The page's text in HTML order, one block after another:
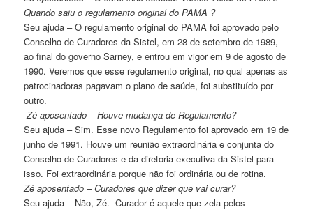
Quando saiu o regulamento original do PAMA ?
Seu ajuda – O regulamento original do PAMA foi aprovado pelo
Conselho de Curadores da Sistel, em 28 de setembro de 1989,
ao final do governo Sarney, e entrou em vigor em 9 de agosto de
1990. Veremos que esse regulamento original, no qual apenas as
patrocinadoras pagavam o plano de saúde, foi substituído por
outro.
Zé aposentado – Houve mudança de Regulamento?
Seu ajuda – Sim. Esse novo Regulamento foi aprovado em 19 de
junho de 1991. Houve um reunião extraordinária e conjunta do
Conselho de Curadores e da diretoria executiva da Sistel para
isso. Foi extraordinária porque não foi ordinária ou de rotina.
Zé aposentado – Curadores que dizer que vai curar?
Seu ajuda – Não, Zé. Curador é aquele que zela pelos